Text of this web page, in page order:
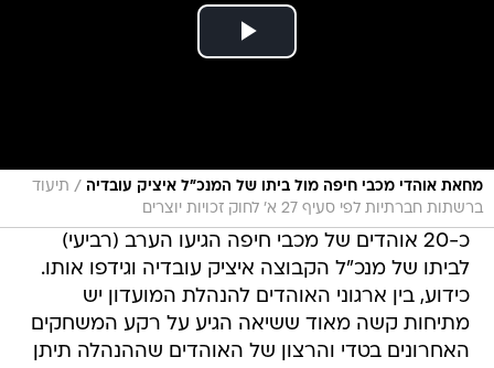
מחאת אוהדי מכבי חיפה מול ביתו של המנכ"ל איציק עובדיה / תיעוד
ברשתות חברתיות לפי סעיף 27 א' לחוק זכויות יוצרים
כ-20 אוהדים של מכבי חיפה הגיעו הערב (רביעי)
לביתו של מנכ"ל הקבוצה איציק עובדיה וגידפו אותו.
כידוע, בין ארגוני האוהדים להנהלת המועדון יש
מתיחות קשה מאוד ששיאה הגיע על רקע המשחקים
האחרונים בטדי והרצון של האוהדים שההנהלה תיתן